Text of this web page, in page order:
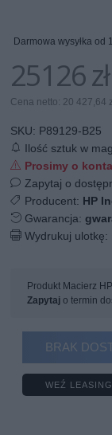
Darmowa wysyłka od
25126 zł
Cena netto: 20 427,64
SKU: P89129-B25
Ilość sztuk w
Prosimy o
Zapytaj o
Producent: HP
Gwarancja:
Wydrukuj ulotkę:
Produkt Macierz
Zapytaj o termin
BRAK
WEŹ